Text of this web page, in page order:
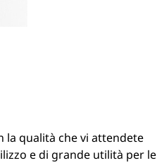
qualità che vi attendete
e di grande utilità per le